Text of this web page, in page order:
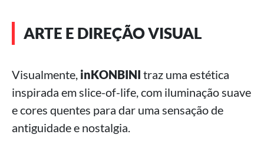
ARTE E DIREÇÃO VISUAL
Visualmente, inKONBINI traz uma estética
inspirada em slice-of-life, com iluminação suave
e cores quentes para dar uma sensação de
antiguidade e nostalgia.